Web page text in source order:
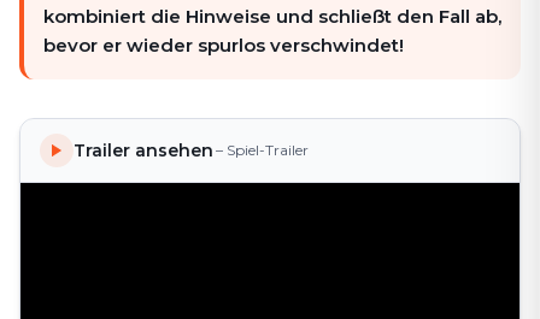
kombiniert die Hinweise und schließt den Fall ab,
bevor er wieder spurlos verschwindet!
Trailer ansehen – Spiel-Trailer